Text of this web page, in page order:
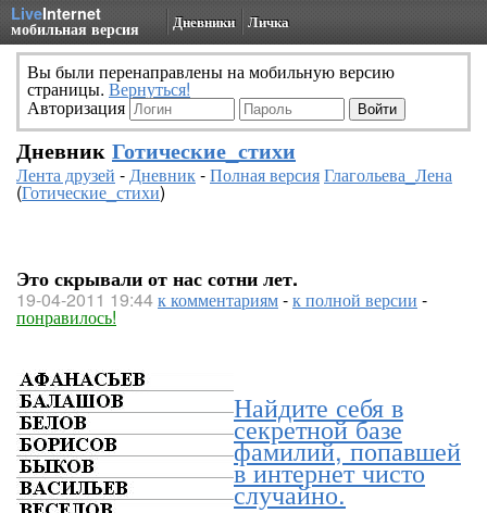
LiveInternet
мобильная версия Дневники Личка
Вы были перенаправлены на мобильную версию
страницы. Вернуться!
Авторизация
Дневник Готические_стихи
Лента друзей -Дневник-Полная версияГлагольева_Лена
(Готические_стихи)
Это скрывали от нас сотни лет.
19-04-2011 19:44к комментариям-к полной версии -
понравилось!
Найдите себя в
секретной базе
фамилий, попавшей
в интернет чисто
случайно.